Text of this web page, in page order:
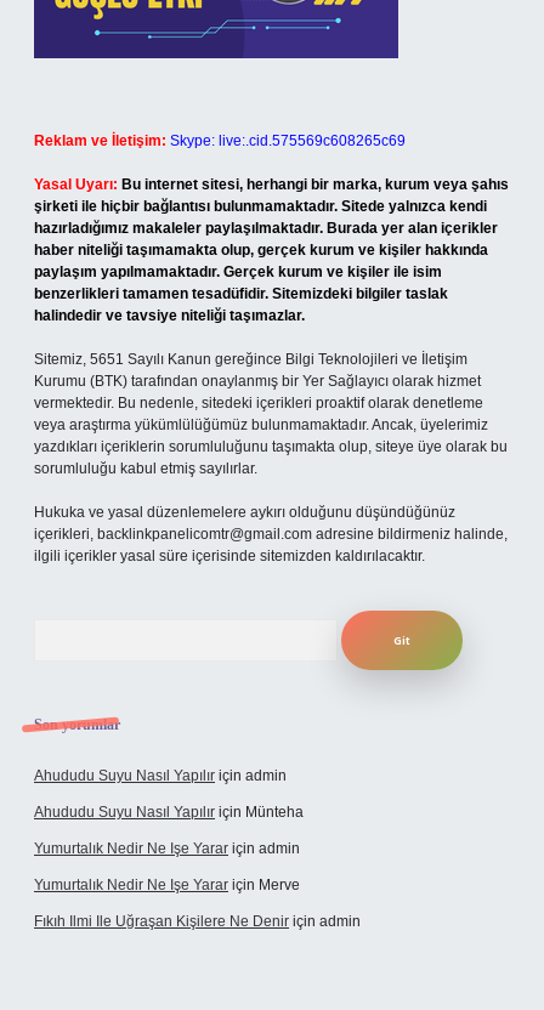
Reklam ve İletişim: Skype: live:.cid.575569c608265c69
Yasal Uyarı: Bu internet sitesi, herhangi bir marka, kurum veya şahıs
şirketi ile hiçbir bağlantısı bulunmamaktadır. Sitede yalnızca kendi
hazırladığımız makaleler paylaşılmaktadır. Burada yer alan içerikler
haber niteliği taşımamakta olup, gerçek kurum ve kişiler hakkında
paylaşım yapılmamaktadır. Gerçek kurum ve kişiler ile isim
benzerlikleri tamamen tesadüfidir. Sitemizdeki bilgiler taslak
halindedir ve tavsiye niteliği taşımazlar.
Sitemiz, 5651 Sayılı Kanun gereğince Bilgi Teknolojileri ve İletişim
Kurumu (BTK) tarafından onaylanmış bir Yer Sağlayıcı olarak hizmet
vermektedir. Bu nedenle, sitedeki içerikleri proaktif olarak denetleme
veya araştırma yükümlülüğümüz bulunmamaktadır. Ancak, üyelerimiz
yazdıkları içeriklerin sorumluluğunu taşımakta olup, siteye üye olarak bu
sorumluluğu kabul etmiş sayılırlar.
Hukuka ve yasal düzenlemelere aykırı olduğunu düşündüğünüz
içerikleri, backlinkpanelicomtr@gmail.com adresine bildirmeniz halinde,
ilgili içerikler yasal süre içerisinde sitemizden kaldırılacaktır.
Son yorumlar
Ahududu Suyu Nasıl Yapılır için admin
Ahududu Suyu Nasıl Yapılır için Münteha
Yumurtalık Nedir Ne Işe Yarar için admin
Yumurtalık Nedir Ne Işe Yarar için Merve
Fıkıh Ilmi Ile Uğraşan Kişilere Ne Denir için admin